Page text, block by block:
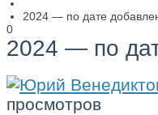
2024 — по дате
0
2024 — по
просмотров